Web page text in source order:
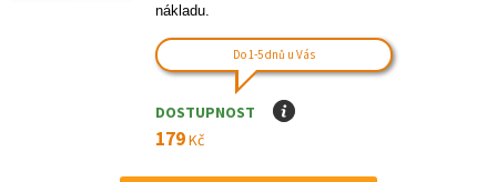
nákladu.
Do 1-5 dnů u Vás
DOSTUPNOST I
179Kč